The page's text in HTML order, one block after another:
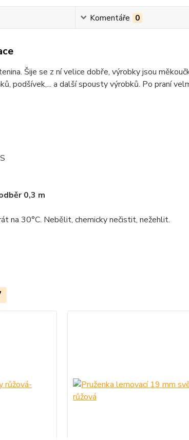
Komentáře 0
Šije se z ní velice dobře, výrobky jsou
podšívek,... a další spousty výrobků. Po praní
0,3 m
na 30°C. Nebělit, chemicky nečistit, nežehlit.